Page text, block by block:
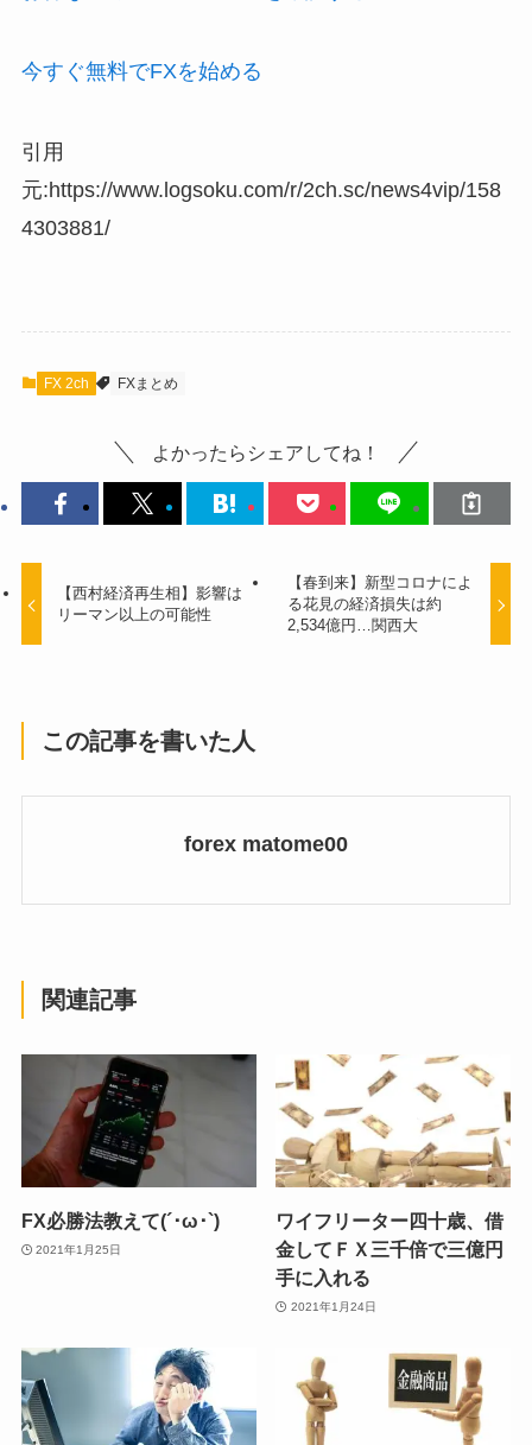
今すぐ無料でFXを始める
引用
元:https://www.logsoku.com/r/2ch.sc/news4vip/158
4303881/
FX 2ch FXまとめ
よかったらシェアしてね！
【西村経済再生相】影響は
リーマン以上の可能性
【春到来】新型コロナによ
る花見の経済損失は約
2,534億円…関西大
この記事を書いた人
forex matome00
関連記事
FX必勝法教えて(´･ω･`)
2021年1月25日
ワイフリーター四十歳、借
金してＦＸ三千倍で三億円
手に入れる
2021年1月24日